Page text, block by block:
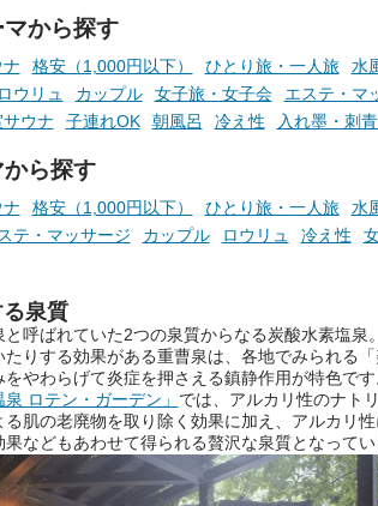
から探す
格安（1,000円以下） ひとり旅・一人旅 水
ロウリュ カップル 女子旅・女子会
エステ・マ
ウナ 子連れOK 朝風呂 冷え性 入れ墨・刺
ら探す
格安（1,000円以下） ひとり旅・一人旅 水
テ・マッサージ カップル ロウリュ 冷え性
る泉質
呼ばれていた2つの泉質からなる炭酸水素塩泉
りする効果がある重曹泉は、各地でみられる
やわらげて炎症を押さえる鎮静作用が特色です
泉 ロテン・ガーデン」 では、アルカリ性のナト
肌の老廃物を取り除く効果に加え、アルカリ
などもあわせて得られる贅沢な泉質となってい